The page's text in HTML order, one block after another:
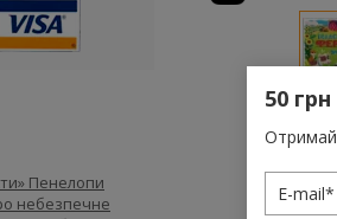
Пенелопи
небезпечне
50
Отримай